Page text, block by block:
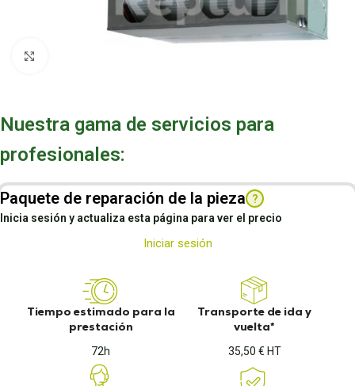
Nuestra gama de servicios para
profesionales:
Paquete de reparación de la pieza ?
Inicia sesión y actualiza esta página para ver el precio
Iniciar sesión
Tiempo estimado para la
prestación
72h
Transporte de ida y
vuelta*
35,50 € HT